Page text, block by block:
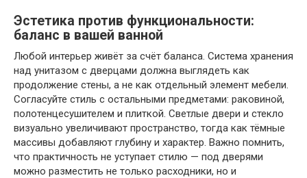
Эстетика против функциональности:
баланс в вашей ванной
Любой интерьер живёт за счёт баланса. Система хранения
над унитазом с дверцами должна выглядеть как
продолжение стены, а не как отдельный элемент мебели.
Согласуйте стиль с остальными предметами: раковиной,
полотенцесушителем и плиткой. Светлые двери и стекло
визуально увеличивают пространство, тогда как тёмные
массивы добавляют глубину и характер. Важно помнить,
что практичность не уступает стилю — под дверями
можно разместить не только расходники, но и